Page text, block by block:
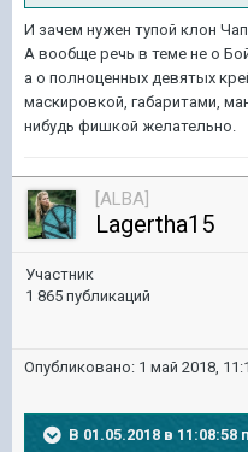
И зачем нужен тупой клон
А вообще речь в теме не о
а о полноценных девятых
маскировкой, габаритами,
нибудь фишкой желательно.
[ALBA]
Lagertha15
Участник
1 865 публикаций
Опубликовано: 1 май 2018,
В 01.05.2018 в 11:08:58